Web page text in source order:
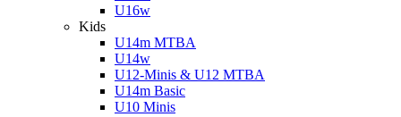
U16w
Kids
U14m MTBA
U14w
U12-Minis & U12 MTBA
U14m Basic
U10 Minis